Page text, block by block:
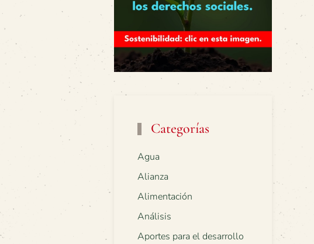
Categorías
Agua
Alianza
Alimentación
Análisis
Aportes para el desarrollo